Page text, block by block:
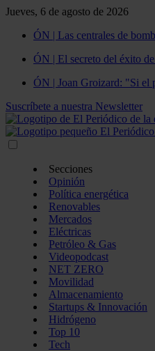
Jueves, 6 de agosto de 2026
ÓN | Las centrales de
ÓN | El secreto del éxito
ÓN | Joan Groizard: "Si el
Suscríbete a nuestra Newsletter
Secciones
Opinión
Política energética
Renovables
Mercados
Eléctricas
Petróleo & Gas
Videopodcast
NET ZERO
Movilidad
Almacenamiento
Startups & Innovación
Hidrógeno
Top 10
Tech